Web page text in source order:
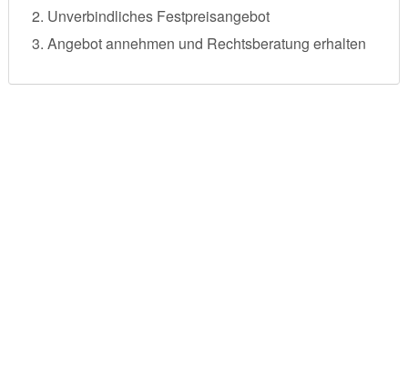
Unverbindliches Festpreisangebot
Angebot annehmen und Rechtsberatung erhalten